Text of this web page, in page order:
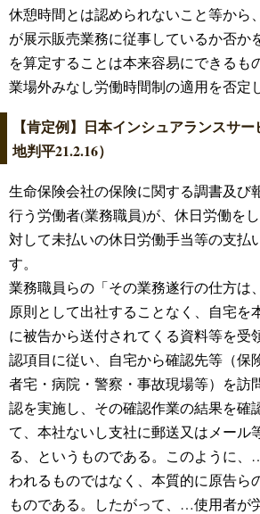
休憩時間とは認められないこと等から
が展示販売業務に従事しているか否か
を算定することは本来容易にできるも
業場外みなし労働時間制の適用を否定
【肯定例】日本インシュアランスサ
地判平21.2.16）
生命保険会社の保険に関する調書及び
行う労働者(業務職員)が、休日労働を
対して未払いの休日労働手当等の支払
す。
業務職員らの「その業務遂行の仕方は
原則として出社することなく、自宅を
に被告から送付されてくる資料等を受
認項目に従い、自宅から確認先等（保
者宅・病院・警察・事故現場等）を訪
認を実施し、その確認作業の結果を確
て、本社ないし支社に郵送又はメール
る、というものである。このように
われるものではなく、本質的に原告ら
ものである。したがって、…使用者が